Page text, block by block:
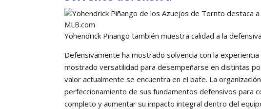
Yohendrick Piñango también muestra calidad a la
Defensivamente ha mostrado solvencia con la
mostrado versatilidad para desempeñarse en distintas
valor actualmente se encuentra en el bate. La
perfeccionamiento de sus fundamentos defensivos para
completo y aumentar su impacto integral dentro del